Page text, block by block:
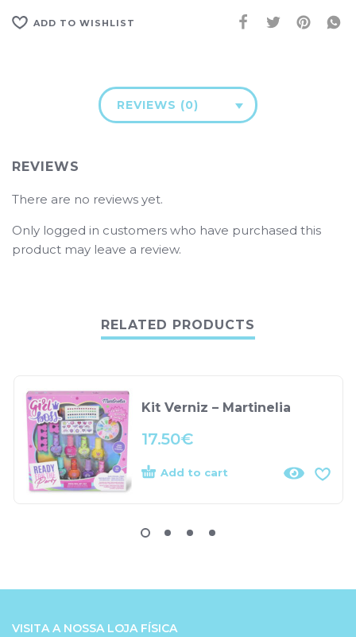
ADD TO WISHLIST
REVIEWS (0)
REVIEWS
There are no reviews yet.
Only logged in customers who have purchased this
product may leave a review.
RELATED PRODUCTS
Kit Verniz – Martinelia
17.50€
Add to cart
VISITA A NOSSA LOJA FÍSICA